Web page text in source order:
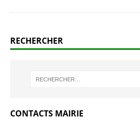
RECHERCHER
CONTACTS MAIRIE